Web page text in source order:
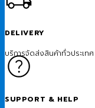
DELIVERY
บริการจัดส่งสินค้าทั่วประเทศ
SUPPORT & HELP